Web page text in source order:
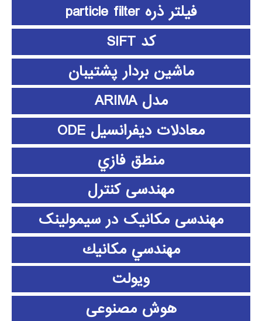
فیلتر ذره particle filter
کد SIFT
ماشین بردار پشتیبان
مدل ARIMA
معادلات دیفرانسیل ODE
منطق فازي
مهندسی کنترل
مهندسی مکانیک در سیمولینک
مهندسي مكانيك
ویولت
هوش مصنوعی